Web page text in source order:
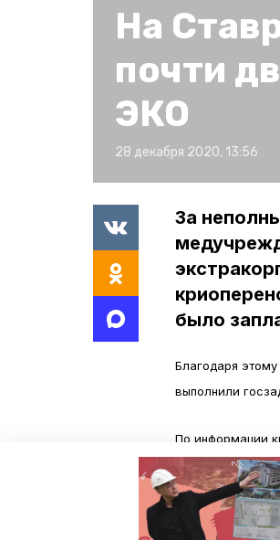
На
почти
ЭКО
28 декабря 2020, 13:56
За
было
Благодаря
выполнили
По информации
ОМС. Процедура
процедурой
После ЭКО,